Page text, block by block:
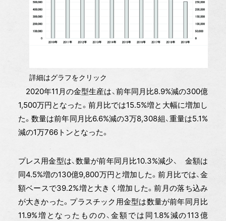
詳細はグラフをクリック
2020年11月の金型生産は、前年同月比8.9%減の300億
1,500万円となった。前月比では15.5%増と大幅に増加し
た。数量は前年同月比6.6%減の3万8,308組、重量は5.1%
減の1万766トンとなった。
プレス用金型は、数量が前年同月比10.3%減少、 金額は
同4.5%増の130億9,800万円と増加した。前月比では、金
額ベースで39.2%増と大きく増加した。前月の落ち込み
が大きかった。プラスチック用金型は数量が前年同月比
11.9%増となったものの、金額では同1.8%減の113億